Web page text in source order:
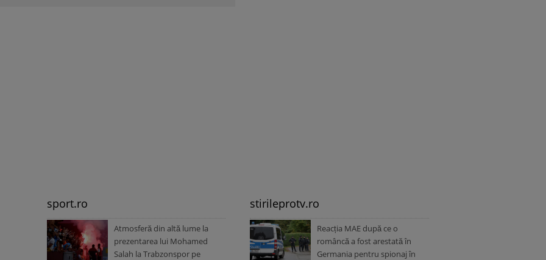
sport.ro
Atmosferă din altă lume la
prezentarea lui Mohamed
Salah la Trabzonspor pe
stirileprotv.ro
Reacția MAE după ce o
româncă a fost arestată în
Germania pentru spionaj în